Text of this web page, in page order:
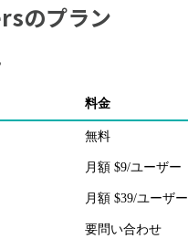
のプラン
料金
無料
月額 $9/ユーザー
月額 $39/ユーザー
要問い合わせ